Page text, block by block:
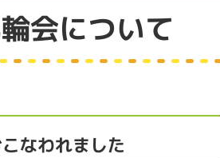
会について
なわれました